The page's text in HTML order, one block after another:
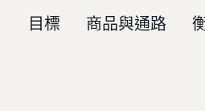
目標 商品與通路